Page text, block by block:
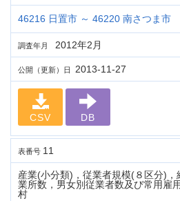
46216 日置市 ～ 46220 南さつま市
調査年月 2012年2月
公開（更新）日 2013-11-27
CSV DB
表番号 11
産業(小分類)，従業者規模(８区分)
業所数，男女別従業者数及び常用雇
村